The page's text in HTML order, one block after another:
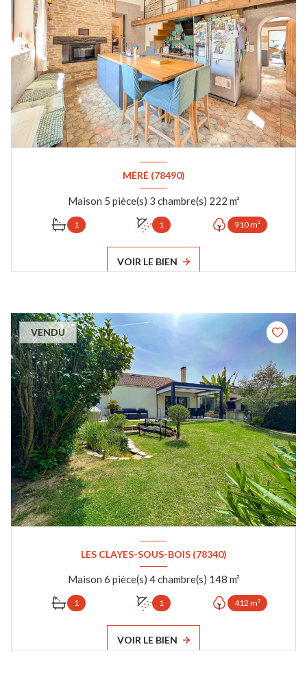
MÉRÉ (78490)
Maison 5 pièce(s) 3 chambre(s) 222 m²
1 1 910 m²
VOIR LE BIEN
VENDU
LES CLAYES-SOUS-BOIS (78340)
Maison 6 pièce(s) 4 chambre(s) 148 m²
1 1 412 m²
VOIR LE BIEN